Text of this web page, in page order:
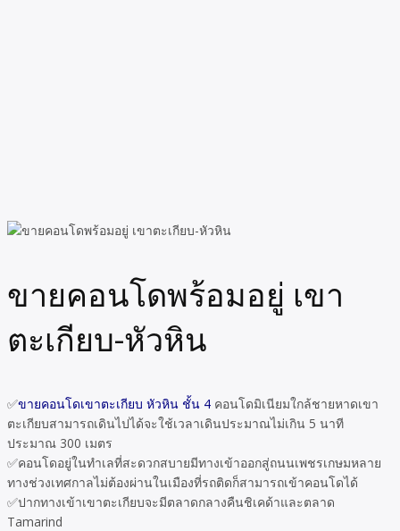
ขายคอนโดพร้อมอยู่ เขา
ตะเกียบ-หัวหิน
✅ขายคอนโดเขาตะเกียบ หัวหิน ชั้น 4 คอนโดมิเนียมใกล้ชายหาดเขา
ตะเกียบสามารถเดินไปได้จะใช้เวลาเดินประมาณไม่เกิน 5 นาที
ประมาณ 300 เมตร
✅คอนโดอยู่ในทำเลที่สะดวกสบายมีทางเข้าออกสู่ถนนเพชรเกษมหลาย
ทางช่วงเทศกาลไม่ต้องผ่านในเมืองที่รถติดก็สามารถเข้าคอนโดได้
✅ปากทางเข้าเขาตะเกียบจะมีตลาดกลางคืนชิเคด้าและตลาด
Tamarind